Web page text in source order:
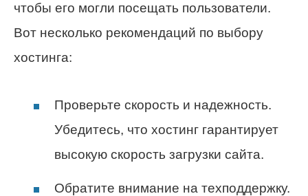
чтобы его могли посещать пользователи.
Вот несколько рекомендаций по выбору
хостинга:
Проверьте скорость и надежность.
Убедитесь, что хостинг гарантирует
высокую скорость загрузки сайта.
Обратите внимание на техподдержку.